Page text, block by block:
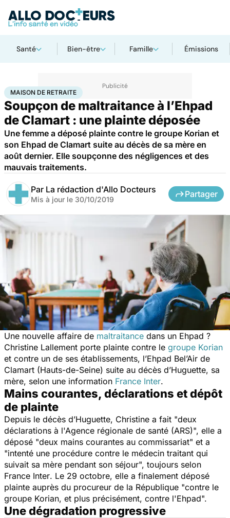
Santé Bien-être Famille Émissions
AccueilSanté SociétéJustice Maison de retraite
MAISON DE RETRAITE
Soupçon de maltraitance à l’Ehpad
de Clamart : une plainte déposée
Une femme a déposé plainte contre le groupe Korian et
son Ehpad de Clamart suite au décès de sa mère en
août dernier. Elle soupçonne des négligences et des
mauvais traitements.
Par La rédaction d'Allo Docteurs
Mis à jour le 30/10/2019
Partager
Une nouvelle affaire de maltraitance dans un Ehpad ?
Christine Lallement porte plainte contre le groupe Korian
et contre un de ses établissements, l’Ehpad Bel’Air de
Clamart (Hauts-de-Seine) suite au décès d’Huguette, sa
mère, selon une information France Inter.
Mains courantes, déclarations et dépôt
de plainte
Depuis le décès d’Huguette, Christine a fait "deux
déclarations à l'Agence régionale de santé (ARS)", elle a
déposé "deux mains courantes au commissariat" et a
"intenté une procédure contre le médecin traitant qui
suivait sa mère pendant son séjour", toujours selon
France Inter. Le 29 octobre, elle a finalement déposé
plainte auprès du procureur de la République "contre le
groupe Korian, et plus précisément, contre l'Ehpad".
Une dégradation progressive